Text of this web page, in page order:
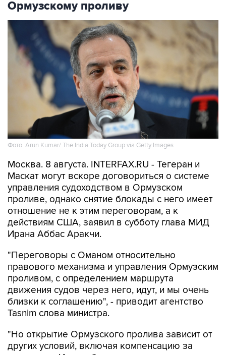
Фото: Arun Kumar/ The India Today Group via Getty Images
Москва. 8 августа. INTERFAX.RU - Тегеран и
управления судоходством в Ормузском
проливе, однако снятие блокады с него имеет
отношение не к этим переговорам, а к
действиям США, заявил в субботу глава МИД
Ирана Аббас Аракчи.
"Переговоры с Оманом относительно
проливом, с определением маршрута
движения судов через него, идут, и мы очень
близки к соглашению", - приводит агентство
Tasnim слова министра.
"Но открытие Ормузского пролива зависит от
нарушения Исламабадского меморандума со
стороны США", - продолжил Аракчи.